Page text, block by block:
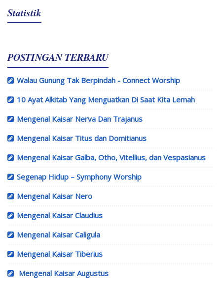
Statistik
POSTINGAN TERBARU
Walau Gunung Tak Berpindah - Connect Worship
10 Ayat Alkitab Yang Menguatkan Di Saat Kita Lemah
Mengenal Kaisar Nerva Dan Trajanus
Mengenal Kaisar Titus dan Domitianus
Mengenal Kaisar Galba, Otho, Vitellius, dan Vespasianus
Segenap Hidup – Symphony Worship
Mengenal Kaisar Nero
Mengenal Kaisar Claudius
Mengenal Kaisar Caligula
Mengenal Kaisar Tiberius
Mengenal Kaisar Augustus